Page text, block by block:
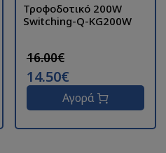
Τροφοδοτικό 200W
Switching-Q-KG200W
16.00€
14.50€
Αγορά